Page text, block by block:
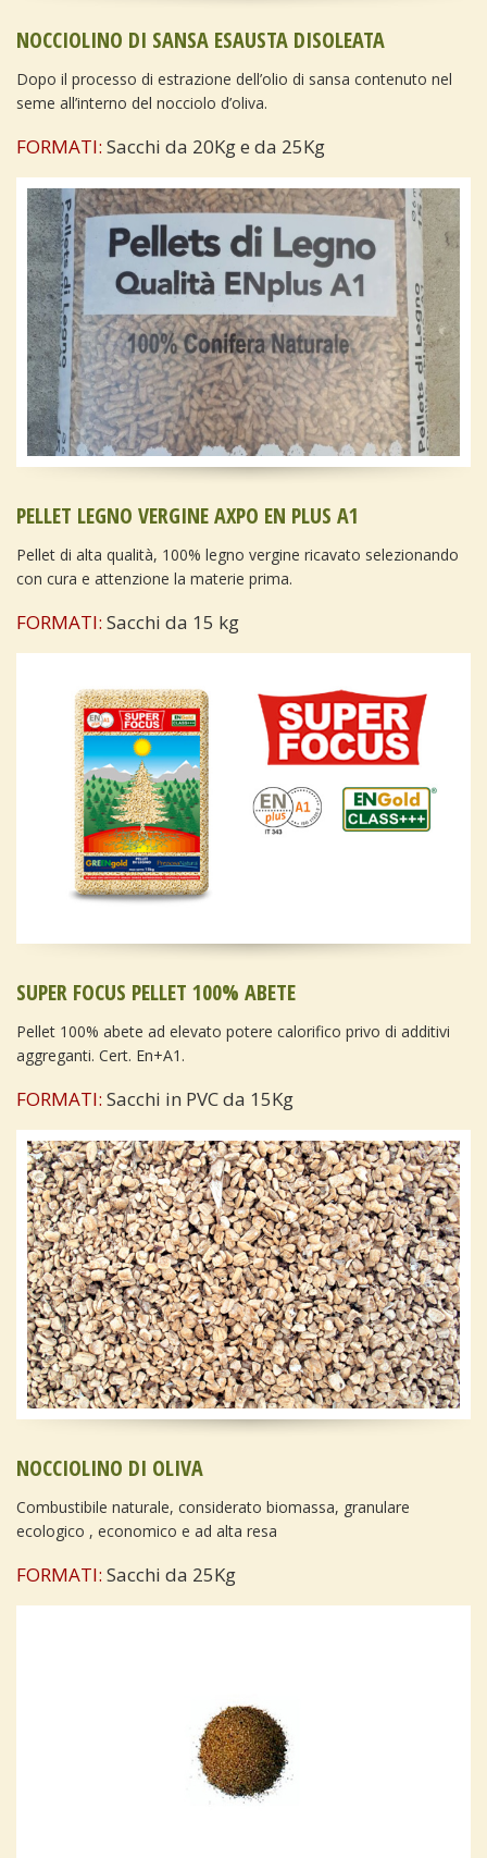
NOCCIOLINO DI SANSA ESAUSTA DISOLEATA
Dopo il processo di estrazione dell’olio di sansa contenuto nel
seme all’interno del nocciolo d’oliva.
FORMATI: Sacchi da 20Kg e da 25Kg
PELLET LEGNO VERGINE AXPO EN PLUS A1
Pellet di alta qualità, 100% legno vergine ricavato selezionando
con cura e attenzione la materie prima.
FORMATI: Sacchi da 15 kg
SUPER FOCUS PELLET 100% ABETE
Pellet 100% abete ad elevato potere calorifico privo di additivi
aggreganti. Cert. En+A1.
FORMATI: Sacchi in PVC da 15Kg
NOCCIOLINO DI OLIVA
Combustibile naturale, considerato biomassa, granulare
ecologico , economico e ad alta resa
FORMATI: Sacchi da 25Kg